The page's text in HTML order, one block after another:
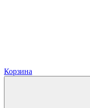
Корзина